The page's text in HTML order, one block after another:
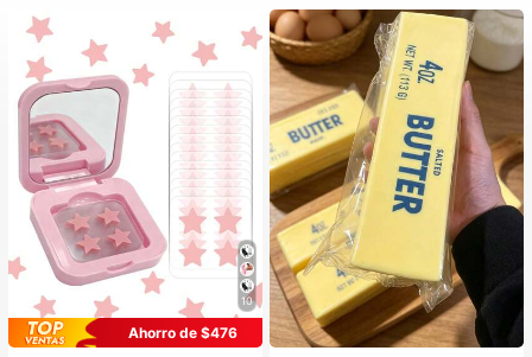
10
Ahorro de $476